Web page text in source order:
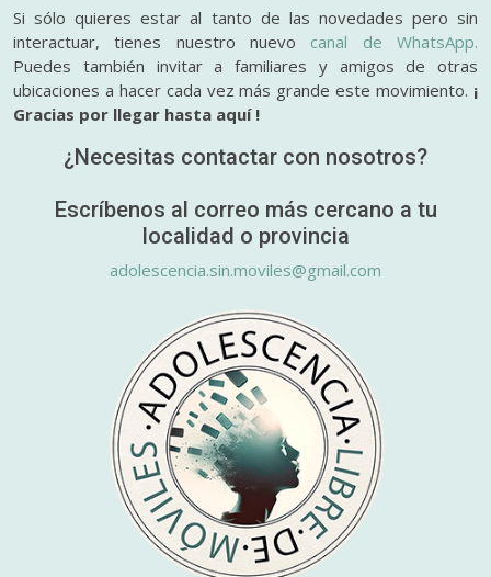
Si sólo quieres estar al tanto de las novedades pero sin
interactuar, tienes nuestro nuevo canal de WhatsApp.
Puedes también invitar a familiares y amigos de otras
ubicaciones a hacer cada vez más grande este movimiento. ¡
Gracias por llegar hasta aquí !
¿Necesitas contactar con nosotros?
Escríbenos al correo más cercano a tu
localidad o provincia
adolescencia.sin.moviles@gmail.com